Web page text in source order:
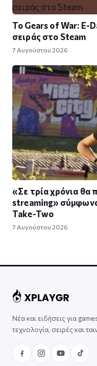
Το Gears of War: E-
σειράς στο Steam
7 Αυγούστου 2026
«Σε τρία χρόνια θα
streaming»
Take-Two
7 Αυγούστου 2026
Νέα και ειδήσεις για
τεχνολογία, σειρές και